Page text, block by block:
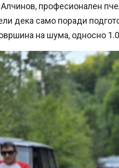
Алчинов, професионален
дека само поради
на шума, односно